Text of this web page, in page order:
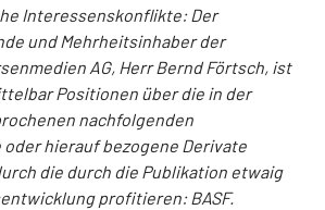
Interessenskonflikte: Der
und Mehrheitsinhaber der
AG, Herr Bernd Förtsch, ist
Positionen über die in der
nachfolgenden
hierauf bezogene Derivate
die durch die Publikation etwaig
profitieren: BASF.